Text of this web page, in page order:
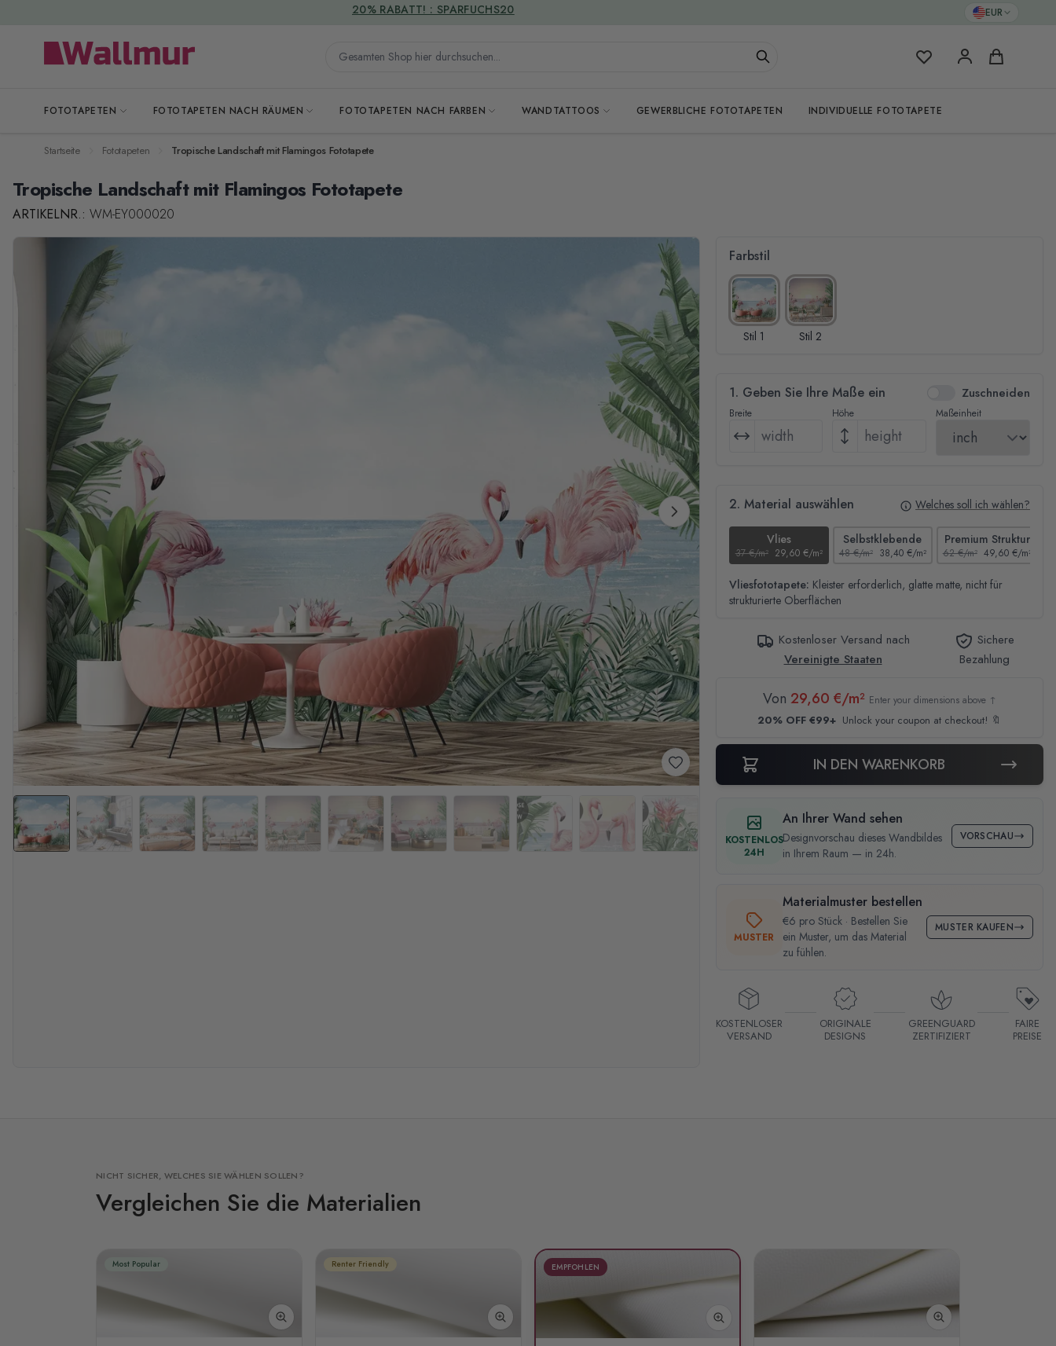
EUR
Gesamten Shop hier durchsuchen... Meine FavoritenWarenkorb
FOTOTAPETEN FOTOTAPETEN NACH RÄUMEN FOTOTAPETEN NACH FARBEN WANDTATTOOS GEWERBLICHE FOTOTAPETEN INDIVIDUELLE FOTOTAPETE
VERSANDKOSTENFREI
Startseite Fototapeten Tropische Landschaft mit Flamingos Fototapete
Tropische Landschaft mit Flamingos Fototapete
ARTIKELNR.: WM-EY000020
Farbstil
Stil 1 Stil 2
1. Geben Sie Ihre Maße ein Zuschneiden
Breite Höhe Maßeinheit
2. Material auswählen Welches soll ich wählen?
Vlies
37 €/m² 29,60 €/m²
Selbstklebende
48 €/m² 38,40 €/m²
Premium Struktur
62 €/m² 49,60 €/m²
Vliesfototapete: Kleister erforderlich, glatte matte, nicht für
strukturierte Oberflächen
Kostenloser Versand nach
Vereinigte Staaten
Sichere
Bezahlung
Von 29,60 €/m² Enter your dimensions above ↑
20% OFF €99+ Unlock your coupon at checkout! 🔖
IN DEN WARENKORB
KOSTENLOS
24H
An Ihrer Wand sehen
Designvorschau dieses Wandbildes
in Ihrem Raum — in 24h.
VORSCHAU
MUSTER
Materialmuster bestellen
€6 pro Stück · Bestellen Sie
ein Muster, um das Material
zu fühlen.
MUSTER KAUFEN
KOSTENLOSER
VERSAND
ORIGINALE
DESIGNS
GREENGUARD
ZERTIFIZIERT
FAIRE
PREISE
NICHT SICHER, WELCHES SIE WÄHLEN SOLLEN?
Vergleichen Sie die Materialien
Most Popular Renter Friendly EMPFOHLEN